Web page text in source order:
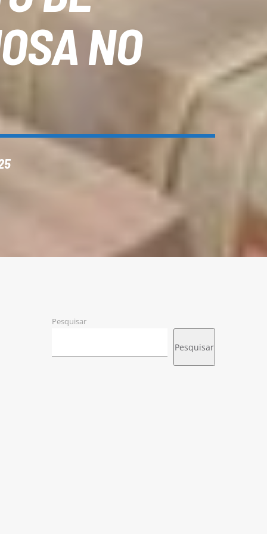
NO
Pesquisar
Pesquisar